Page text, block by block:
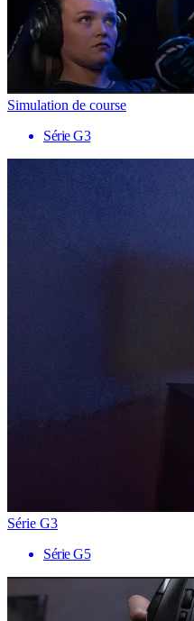
Simulation de course
Série G3
Série G3
Série G5